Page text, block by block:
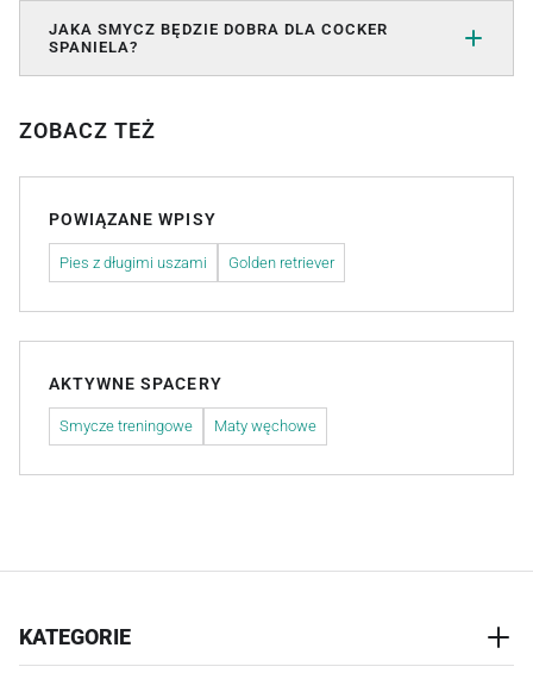
JAKA SMYCZ BĘDZIE DOBRA DLA COCKER
SPANIELA?
ZOBACZ TEŻ
POWIĄZANE WPISY
Pies z długimi uszami Golden retriever
AKTYWNE SPACERY
Smycze treningowe Maty węchowe
KATEGORIE